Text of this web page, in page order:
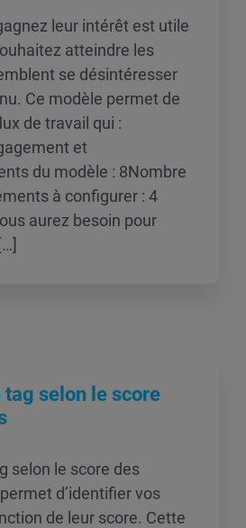
leur intérêt est utile
atteindre les
se désintéresser
Ce modèle permet de
de travail qui :
et
du modèle : 8Nombre
à configurer : 4
aurez besoin pour
selon le score
selon le score des
d’identifier vos
de leur score. Cette